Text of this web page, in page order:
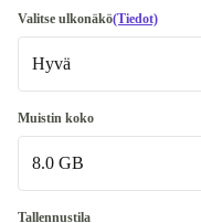
Valitse ulkonäkö(Tiedot)
Hyvä
Hyvä
Erittäin hyvä
Erinomainen
Muistin koko
8.0 GB
8.0 GB
Tallennustila